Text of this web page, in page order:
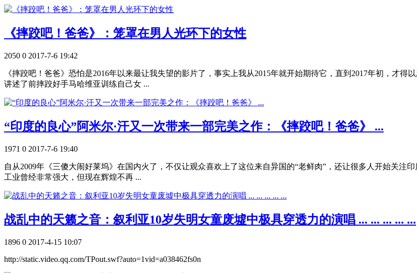
《摔跤吧！爸爸》：笼罩在男人光环下的女性
2050 0 2017-7-6 19:42
《摔跤吧！爸爸》恐怕是2016年以来最让我失望的影片了，事实上我从2015年就开始期待它，直到2017年初，才
讲述了前摔跤好手马哈维亚训练自己女 ...
“印度的良心”阿米尔·汗又一次带来一部完美之作：《摔跤吧！爸爸》 ...
1971 0 2017-7-6 19:40
自从2009年《三傻大闹好莱坞》在国内火了，不仅让观众喜欢上了这位来自异国的“老鲜肉”，还让很多人开始关注
工业曾经非常强大，但现在辉煌不再 ...
战乱中的天籁之音：叙利亚10岁失明女童废墟中极具穿透力的演唱 ... ... ... ... ...
1896 0 2017-4-15 10:07
http://static.video.qq.com/TPout.swf?auto=1vid=a038462fs0n